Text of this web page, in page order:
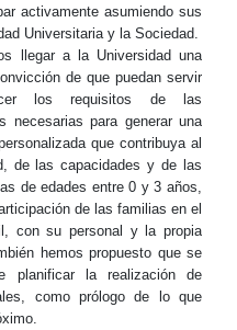
activamente asumiendo sus
Universitaria y la Sociedad.
llegar a la Universidad una
de que puedan servir
los requisitos de las
necesarias para generar una
que contribuya al
de las capacidades y de las
de edades entre 0 y 3 años,
de las familias en el
con su personal y la propia
hemos propuesto que se
planificar la realización de
como prólogo de lo que